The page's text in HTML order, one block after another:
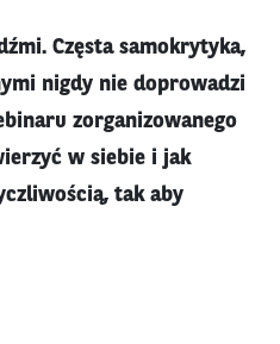
Częsta samokrytyka,
nigdy nie doprowadzi
zorganizowanego
w siebie i jak
tak aby